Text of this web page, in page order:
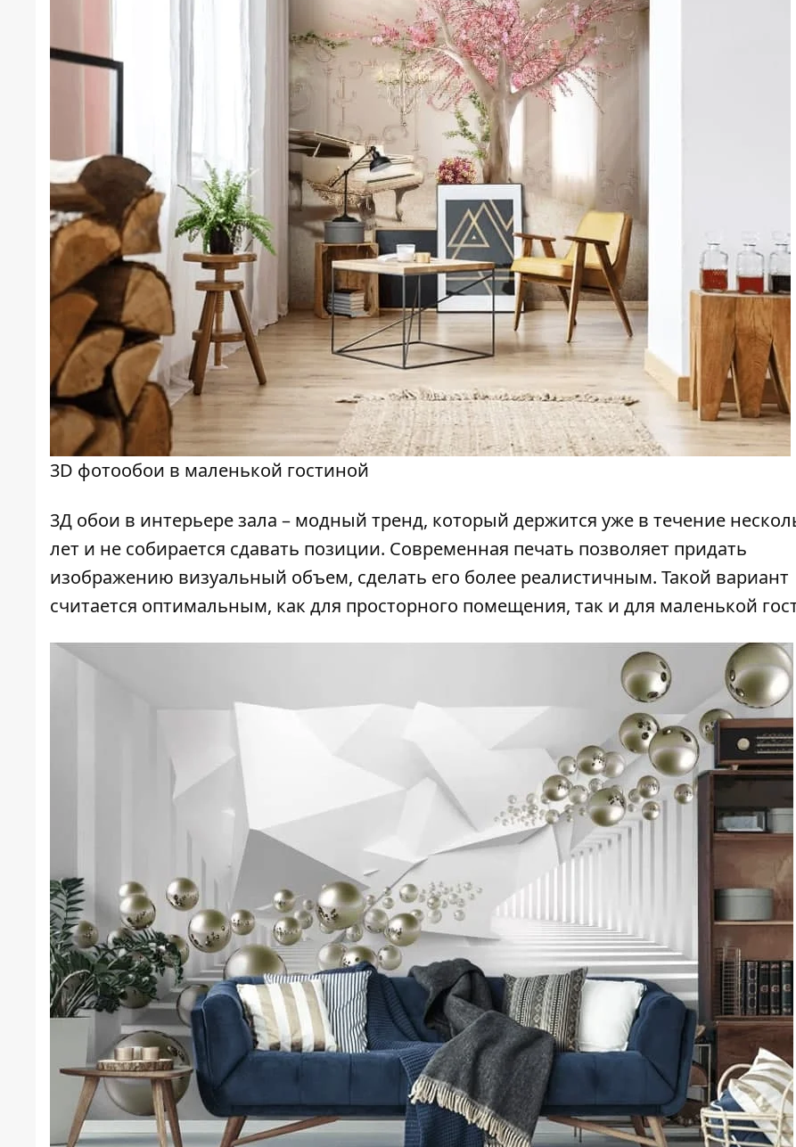
3D фотообои в маленькой гостиной
3Д обои в интерьере зала – модный тренд, который держится уже в течение
лет и не собирается сдавать позиции. Современная печать позволяет придать
изображению визуальный объем, сделать его более реалистичным. Такой вариант
считается оптимальным, как для просторного помещения, так и для маленькой